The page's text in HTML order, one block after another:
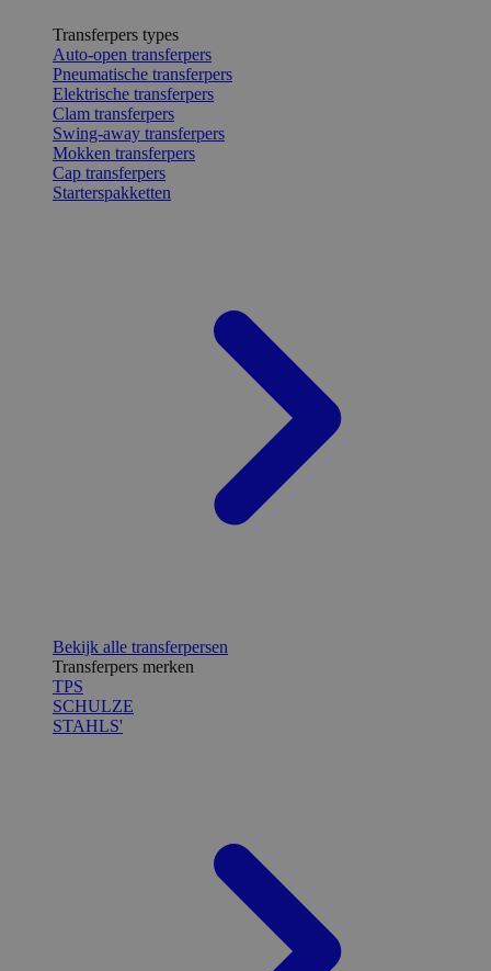
Transferpers types
Auto-open transferpers
Pneumatische transferpers
Elektrische transferpers
Clam transferpers
Swing-away transferpers
Mokken transferpers
Cap transferpers
Starterspakketten
Bekijk alle transferpersen
Transferpers merken
TPS
SCHULZE
STAHLS'